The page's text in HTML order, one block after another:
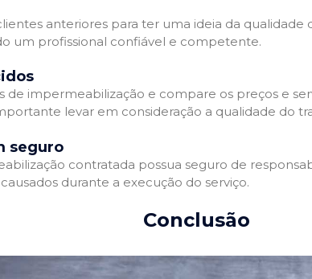
anteriores para ter uma ideia da
um profissional confiável e competente.
impermeabilização e compare os preços e
levar em consideração a qualidade do
seguro
contratada possua seguro de
durante a execução do serviço.
Conclusão